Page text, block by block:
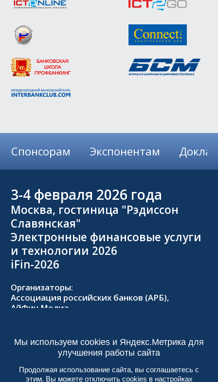
Спонсорам Экспонентам
3-4 февраля 2026 года
Москва, гостиница "Рэдиссон
Славянская"
Электронные финансовые услуги
и технологии 2026
iFin-2026
Организаторы:
Ассоциация российских банков (АРБ),
АйФин Медиа
Тел.: +7 (495) 229-8502, 2026@forumifin.ru
Мы используем cookies и Яндекс.Метрика для
улучшения работы сайта
Продолжая использование сайта, вы соглашаетесь с
этим. Вы можете отключить cookies в настройках